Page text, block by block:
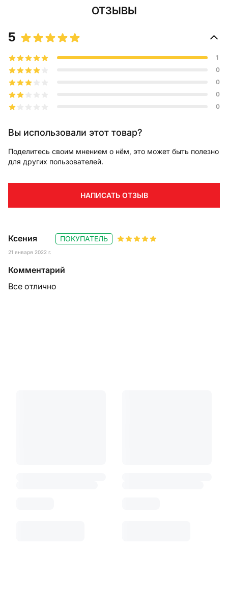
ОТЗЫВЫ
Ксения
21 января 2022 г.
ПОКУПАТЕЛЬ
Комментарий
Все отлично
5
1
0
0
0
0
Вы использовали этот товар?
Поделитесь своим мнением о нём, это может быть полезно
для других пользователей.
НАПИСАТЬ ОТЗЫВ